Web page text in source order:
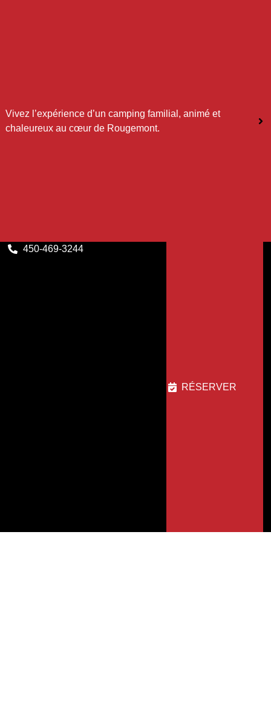
Vivez l’expérience d’un camping familial, animé et
chaleureux au cœur de Rougemont.
450-469-3244
RÉSERVER